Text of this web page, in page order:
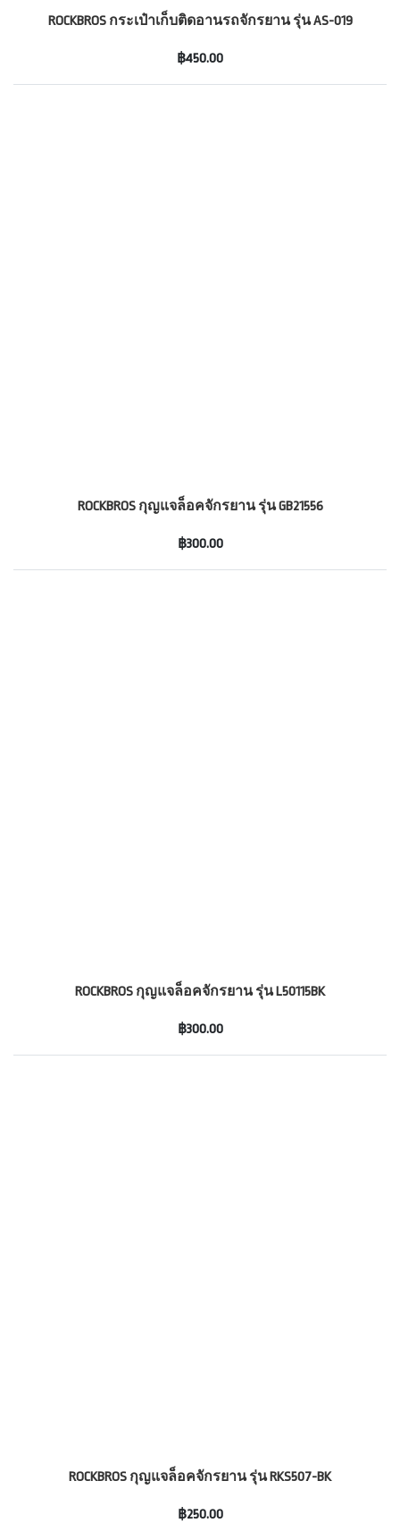
ROCKBROS กระเป๋าเก็บติดอานรถจักรยาน รุ่น AS-019
฿450.00
ROCKBROS กุญแจล็อคจักรยาน รุ่น GB21556
฿300.00
ROCKBROS กุญแจล็อคจักรยาน รุ่น L50115BK
฿300.00
ROCKBROS กุญแจล็อคจักรยาน รุ่น RKS507-BK
฿250.00